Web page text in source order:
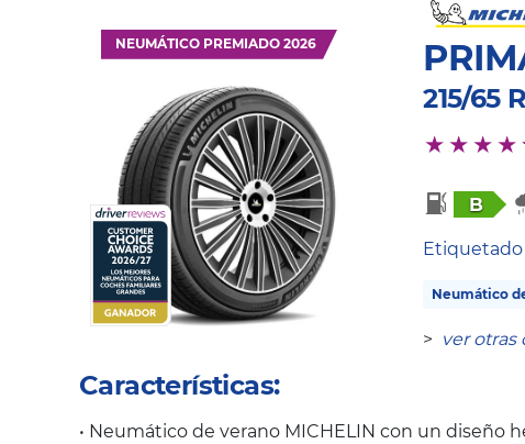
NEUMÁTICO PREMIADO 2026
215/65
B
Etiquetado
Neumático
> ver
Características:
• Neumático de verano MICHELIN con un diseño